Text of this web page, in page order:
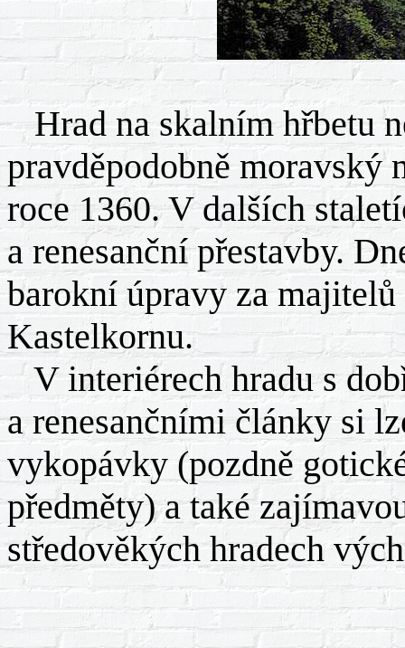
Hrad na skalním hřbetu
pravděpodobně moravský
roce 1360. V dalších
a renesanční přestavby.
barokní úpravy za
Kastelkornu.
V interiérech hradu s
a renesančními články si
vykopávky (pozdně
předměty) a také
středověkých hradech